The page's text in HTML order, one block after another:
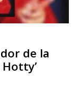
de la